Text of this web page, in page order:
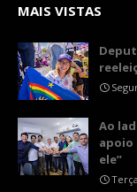
MAIS VISTAS
Ao
apoio
ele”